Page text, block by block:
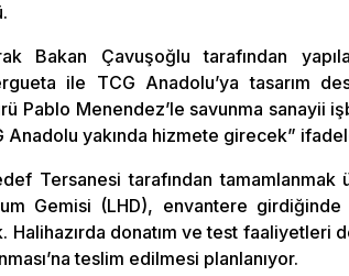
Bakan Çavuşoğlu tarafından
ile TCG Anadolu’ya tasarım
Pablo Menendez’le savunma sanayii
Anadolu yakında hizmete girecek”
Tersanesi tarafından
Gemisi (LHD), envantere girdiğinde
Halihazırda donatım ve test faaliyetleri
teslim edilmesi planlanıyor.